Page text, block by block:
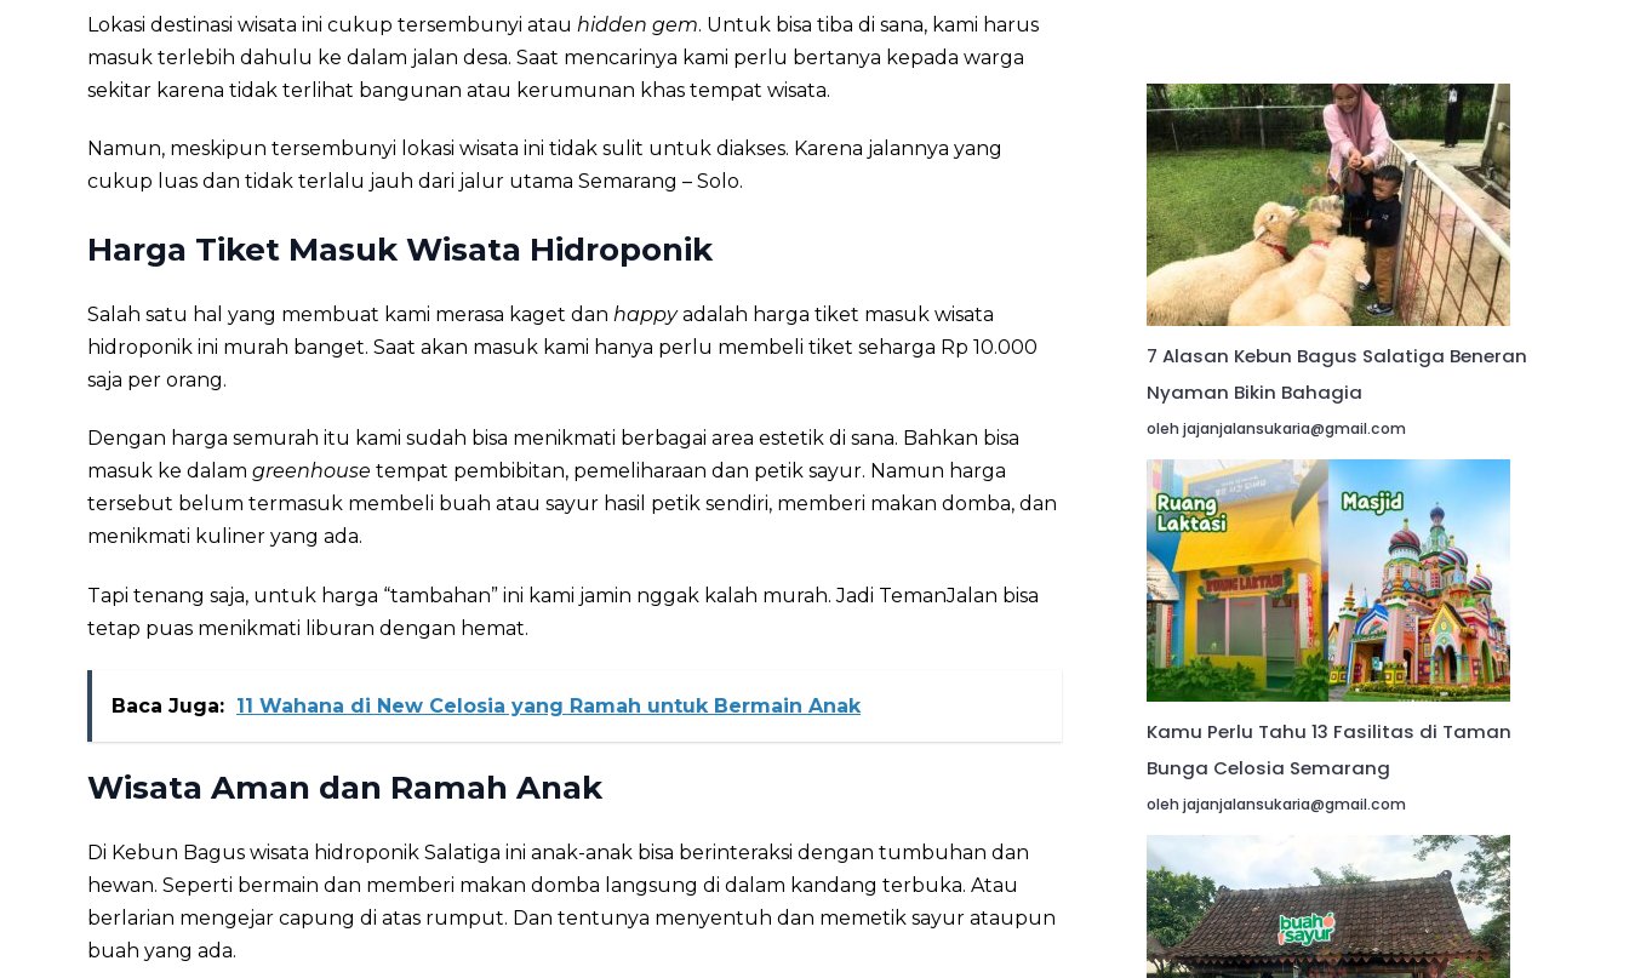
Lokasi destinasi wisata ini cukup tersembunyi atau hidden gem. Untuk bisa tiba di sana, kami harus
masuk terlebih dahulu ke dalam jalan desa. Saat mencarinya kami perlu bertanya kepada warga
sekitar karena tidak terlihat bangunan atau kerumunan khas tempat wisata.
Namun, meskipun tersembunyi lokasi wisata ini tidak sulit untuk diakses. Karena jalannya yang
cukup luas dan tidak terlalu jauh dari jalur utama Semarang – Solo.
Harga Tiket Masuk Wisata Hidroponik
Salah satu hal yang membuat kami merasa kaget dan happyadalah harga tiket masuk wisata
hidroponik ini murah banget. Saat akan masuk kami hanya perlu membeli tiket seharga Rp 10.000
saja per orang.
Dengan harga semurah itu kami sudah bisa menikmati berbagai area estetik di sana. Bahkan bisa
masuk ke dalam greenhouse tempat pembibitan, pemeliharaan dan petik sayur. Namun harga
tersebut belum termasuk membeli buah atau sayur hasil petik sendiri, memberi makan domba, dan
menikmati kuliner yang ada.
Tapi tenang saja, untuk harga “tambahan” ini kami jamin nggak kalah murah. Jadi TemanJalan bisa
tetap puas menikmati liburan dengan hemat.
Baca Juga: 11 Wahana di New Celosia yang Ramah untuk Bermain Anak
Wisata Aman dan Ramah Anak
Di Kebun Bagus wisata hidroponik Salatiga ini anak-anak bisa berinteraksi dengan tumbuhan dan
hewan. Seperti bermain dan memberi makan domba langsung di dalam kandang terbuka. Atau
berlarian mengejar capung di atas rumput. Dan tentunya menyentuh dan memetik sayur ataupun
buah yang ada.
7 Alasan Kebun Bagus Salatiga Beneran
Nyaman Bikin Bahagia
oleh jajanjalansukaria@gmail.com
Kamu Perlu Tahu 13 Fasilitas di Taman
Bunga Celosia Semarang
oleh jajanjalansukaria@gmail.com